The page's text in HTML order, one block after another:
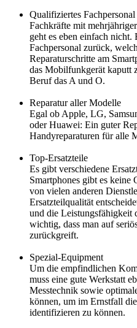
Qualifiziertes Fachpersonal
Fachkräfte mit
geht es eben einfach
Fachpersonal zurück,
Reparaturschritte am
das Mobilfunkgerät kaputt
Beruf das A und O.
Reparatur aller Modelle
Egal ob Apple, LG,
oder Huawei: Ein guter
Handyreparaturen für alle
Top-Ersatzteile
Es gibt verschiedene
Smartphones gibt es
von vielen anderen
Ersatzteilqualität
und die Leistungsfähigkeit
wichtig, dass man auf
zurückgreift.
Spezial-Equipment
Um die empfindlichen
muss eine gute Werkstatt
Messtechnik sowie
können, um im Ernstfall
identifizieren zu können.